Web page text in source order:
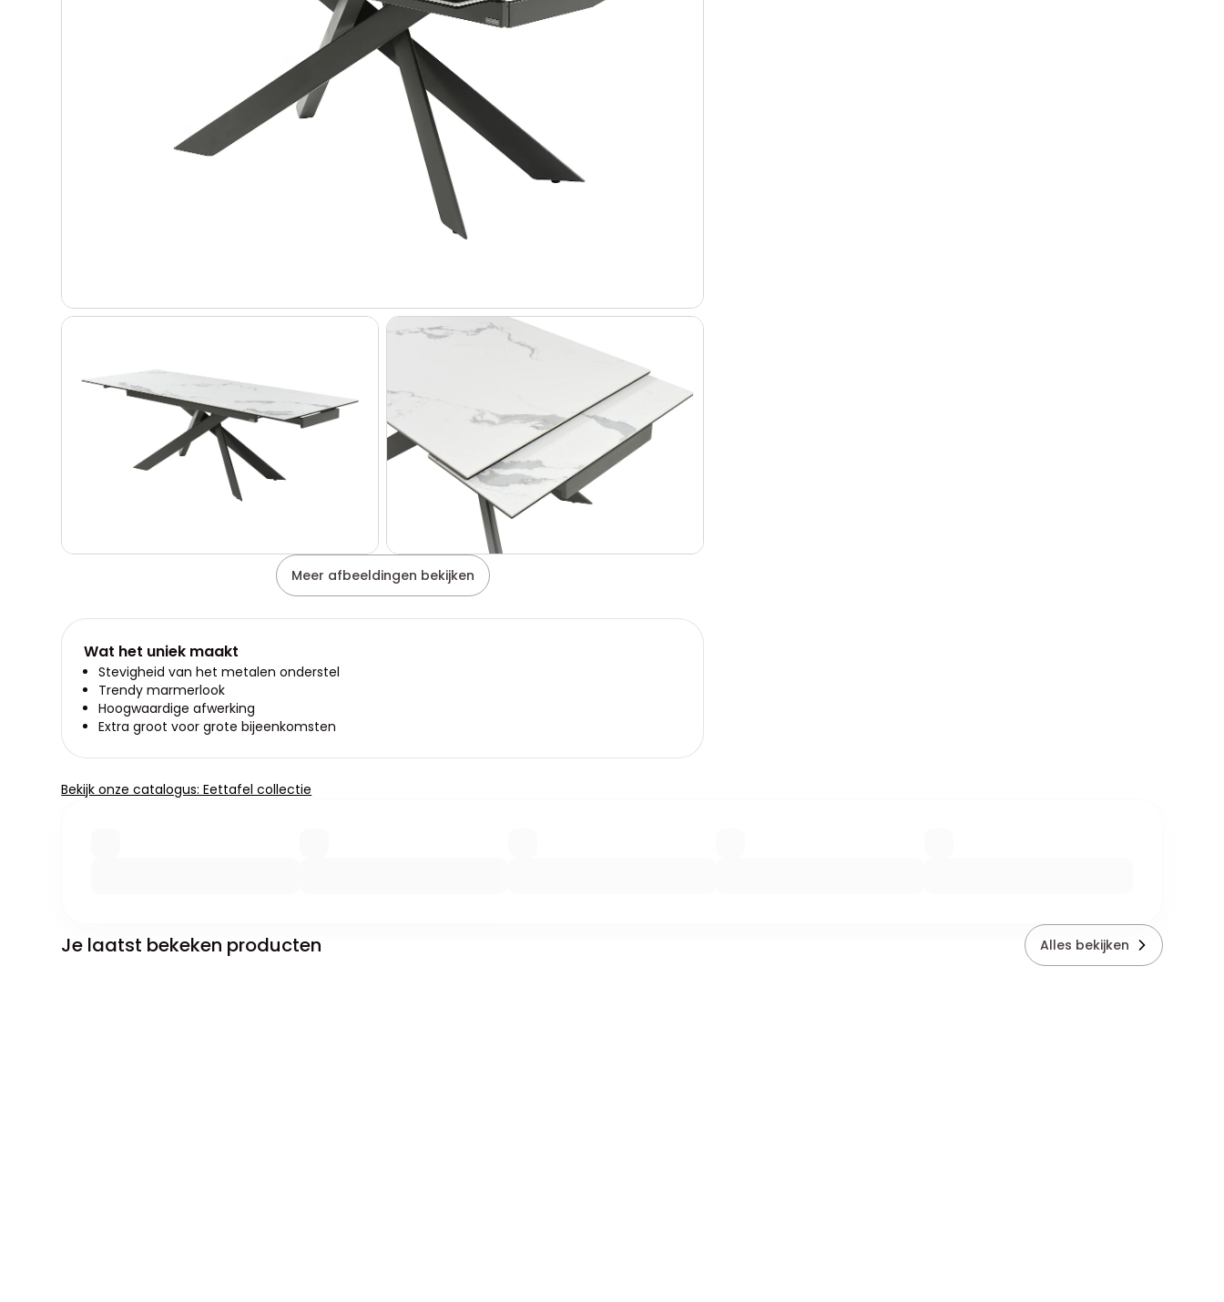
Meer afbeeldingen bekijken
Wat het uniek maakt
Stevigheid van het metalen onderstel
Trendy marmerlook
Hoogwaardige afwerking
Extra groot voor grote bijeenkomsten
Bekijk onze catalogus: Eettafel collectie
Je laatst bekeken producten Alles bekijken